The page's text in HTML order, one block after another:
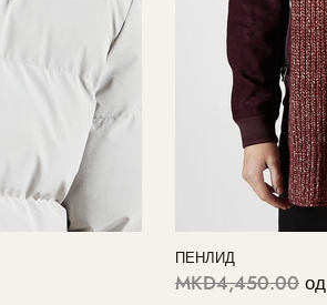
ПЕНЛИД
MKD4,450.00од